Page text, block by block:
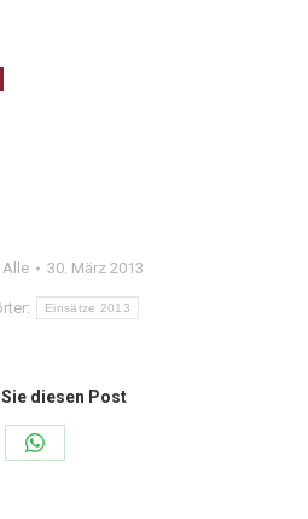
Alle 30. März 2013
Einsätze 2013
diesen Post
Share